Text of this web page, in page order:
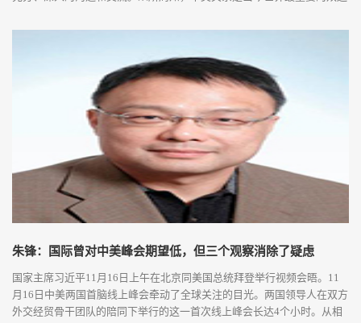
有何意义？对此，中评社记者日前采访了中国国际问题研究院原院长苏
朱锋：国际曾对中美峰会期望低，但三个观察消除了疑虑
国家主席习近平11月16日上午在北京同美国总统拜登举行视频会晤。11
月16日中美两国首脑线上峰会牵动了全球关注的目光。两国领导人在双方
外交经贸骨干团队的陪同下举行的这一首次线上峰会长达4个小时。从相